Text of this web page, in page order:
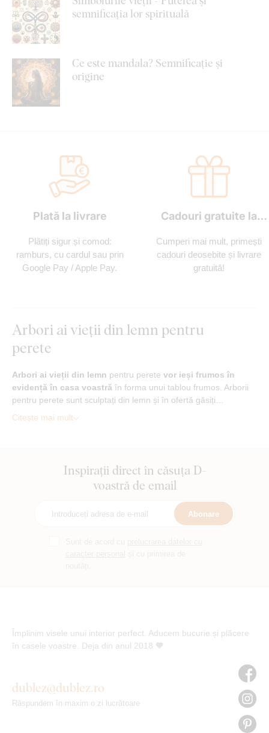
semnificația lor spirituală
Ce este mandala? Semnificație și
origine
Plată la livrare
Plătiți sigur și comod:
ramburs, cu cardul sau prin
Google Pay / Apple Pay.
Cadouri gratuite la
Cumperi mai mult, primești
cadouri deosebite și livrare
gratuită!
Arbori ai vieții din lemn pentru
perete
Arbori ai vieții din lemn pentru perete vor ieși frumos în
evidență în casa voastră în forma unui tablou frumos. Arborii
pentru perete sunt sculptați din lemn și în ofertă găsiți…
Citește mai mult
Inspirații direct în căsuța D-
voastră de email
Abonare
Împlinim visele unui interior perfect. Aducem bucurie și plăcere
în casele voastre. Deja din anul 2018 🧡
dublez@dublez.ro
Răspundem în maxim o zi lucrătoare